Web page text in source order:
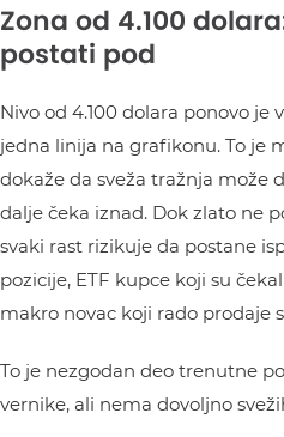
Zona od 4.100
postati pod
Nivo od 4.100 dolara ponovo je
jedna linija na grafikonu. To je
dokaže da sveža tražnja može
dalje čeka iznad. Dok zlato ne
svaki rast rizikuje da postane
pozicije, ETF kupce koji su
makro novac koji rado prodaje
To je nezgodan deo trenutne
vernike, ali nema dovoljno